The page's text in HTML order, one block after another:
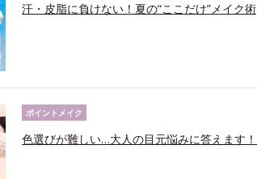
汗・皮脂に負けない！夏の“ここだけ”メイク術
ポイントメイク
色選びが難しい…大人の目元悩みに答えます！